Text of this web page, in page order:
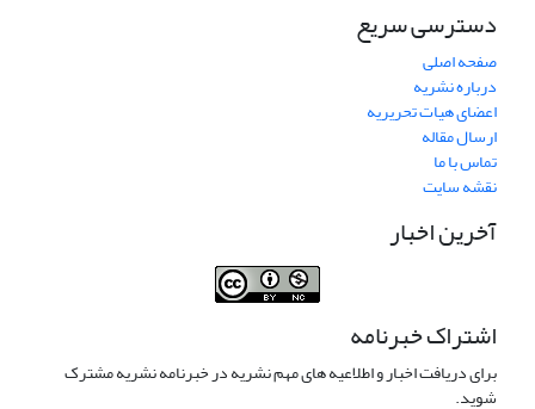
دسترسی سریع
صفحه اصلی
درباره نشریه
اعضای هیات تحریریه
ارسال مقاله
تماس با ما
نقشه سایت
آخرین اخبار
اشتراک خبرنامه
برای دریافت اخبار و اطلاعیه های مهم نشریه در خبرنامه نشریه مشترک
شوید.